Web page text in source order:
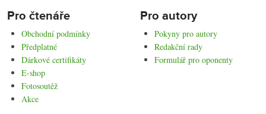
Pro čtenáře
Obchodní podmínky
Předplatné
Dárkové certifikáty
E-shop
Fotosoutěž
Akce
Pro autory
Pokyny pro autory
Redakční rady
Formulář pro oponenty